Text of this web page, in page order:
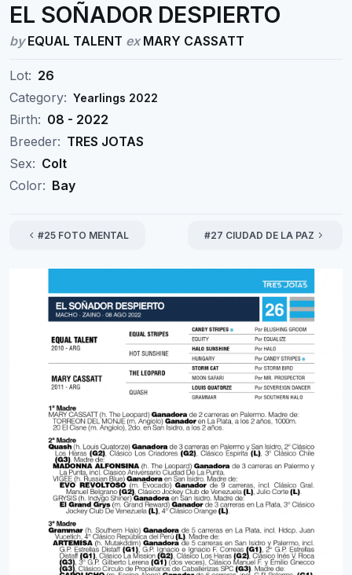
EL SOÑADOR DESPIERTO
byEQUAL TALENT exMARY CASSATT
Lot: 26
Category: Yearlings 2022
Birth: 08 - 2022
Breeder: TRES JOTAS
Sex: Colt
Color: Bay
#25 FOTO MENTAL #27 CIUDAD DE LA PAZ